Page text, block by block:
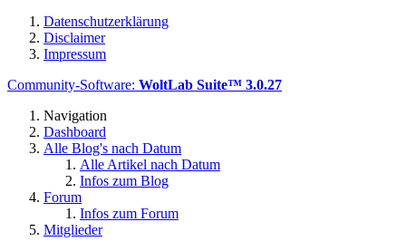
Datenschutzerklärung
Disclaimer
Impressum
Community-Software: WoltLab Suite™ 3.0.27
Navigation
Dashboard
Alle Blog's nach Datum
Alle Artikel nach Datum
Infos zum Blog
Forum
Infos zum Forum
Mitglieder